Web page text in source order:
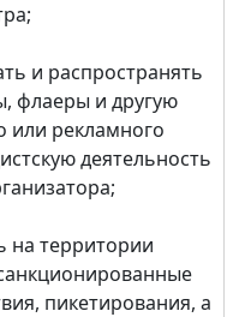
и распространять
флаеры и другую
рекламного
деятельность
на территории
пикетирования, а